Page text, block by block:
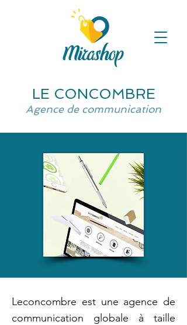
LE CONCOMBRE
Agence de communication
Leconcombre est une agence de
communication globale à taille